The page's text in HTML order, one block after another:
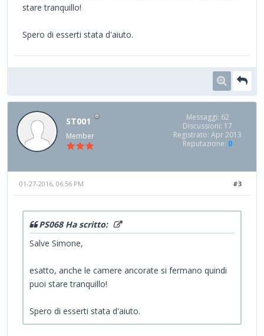
stare tranquillo!
Spero di esserti stata d'aiuto.
ST001
Member
Messaggi: 62
Discussioni: 17
Registrato: Apr 2013
Reputazione: 0
#3
01-27-2016, 06:56 PM
PS068 Ha scritto:
Salve Simone,
esatto, anche le camere ancorate si fermano quindi
puoi stare tranquillo!
Spero di esserti stata d'aiuto.